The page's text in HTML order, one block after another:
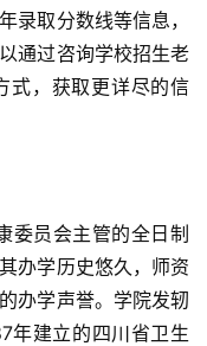
录取分数线等信息，
通过咨询学校招生老
式，获取更详尽的信
办学历史悠久，师资
办学声誉。学院发轫
年建立的四川省卫生